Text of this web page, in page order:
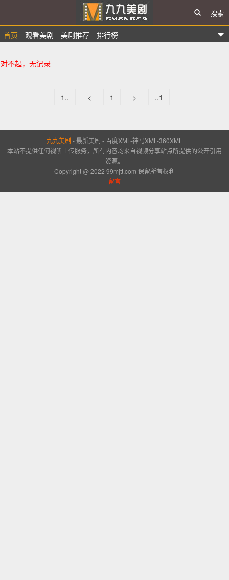
首页 观看美剧 美剧推荐 排行榜
搜索
对不起，无记录
1.. < 1 > ..1
九九美剧 -最新美剧 - 百度XML -神马XML -360XML
本站不提供任何视听上传服务，所有内容均来自视频分享站点所提供的公开引用
资源。
Copyright @ 2022 99mjtt.com 保留所有权利
留言